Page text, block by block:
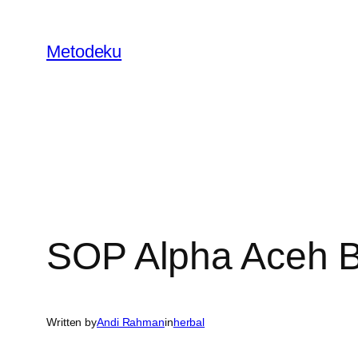
content
Metodeku
SOP Alpha Aceh
Written byAndi Rahmaninherbal